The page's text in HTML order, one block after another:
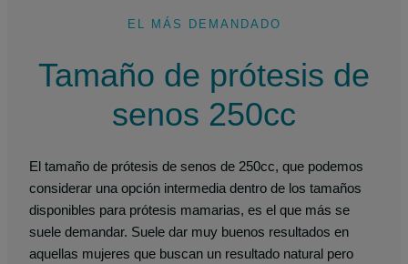
EL MÁS DEMANDADO
Tamaño de prótesis de
senos 250cc
El tamaño de prótesis de senos de 250cc, que podemos
considerar una opción intermedia dentro de los tamaños
disponibles para prótesis mamarias, es el que más se
suele demandar. Suele dar muy buenos resultados en
aquellas mujeres que buscan un resultado natural pero